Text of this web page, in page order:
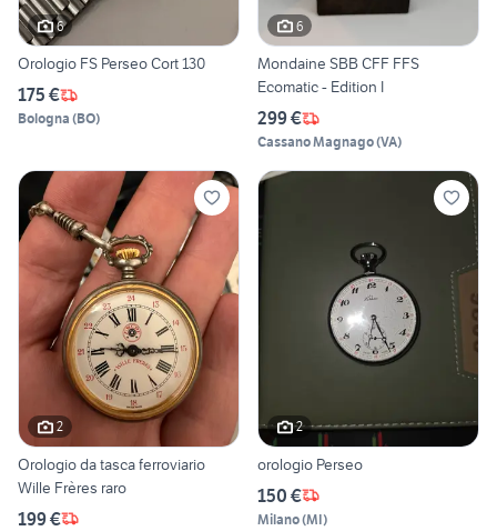
6
Orologio FS Perseo Cort 130
175 €
Bologna (BO)
6
Mondaine SBB CFF FFS
Ecomatic - Edition I
299 €
Cassano Magnago(VA)
2
Orologio da tasca ferroviario
Wille Frères raro
199 €
2
orologio Perseo
150 €
Milano(MI)